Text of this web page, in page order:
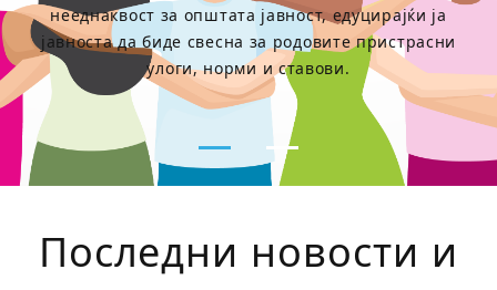
нееднаквост за општата јавност, едуцирајќи ја
јавноста да биде свесна за родовите пристрасни
улоги, норми и ставови.
Последни новости и